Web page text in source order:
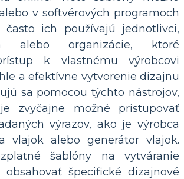
v softvérových programoch
ich používajú jednotlivci,
alebo organizácie, ktoré
k vlastnému výrobcovi
a efektívne vytvorenie dizajnu
sa pomocou týchto nástrojov,
zvyčajne možné pristupovať
výrazov, ako je výrobca
vlajok alebo generátor vlajok.
šablóny na vytváranie
špecifické dizajnové